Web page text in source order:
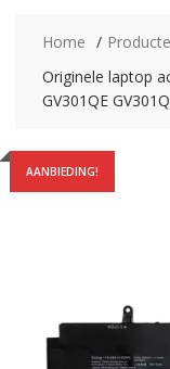
Home
Originele laptop
GV301QE
AANBIEDING!